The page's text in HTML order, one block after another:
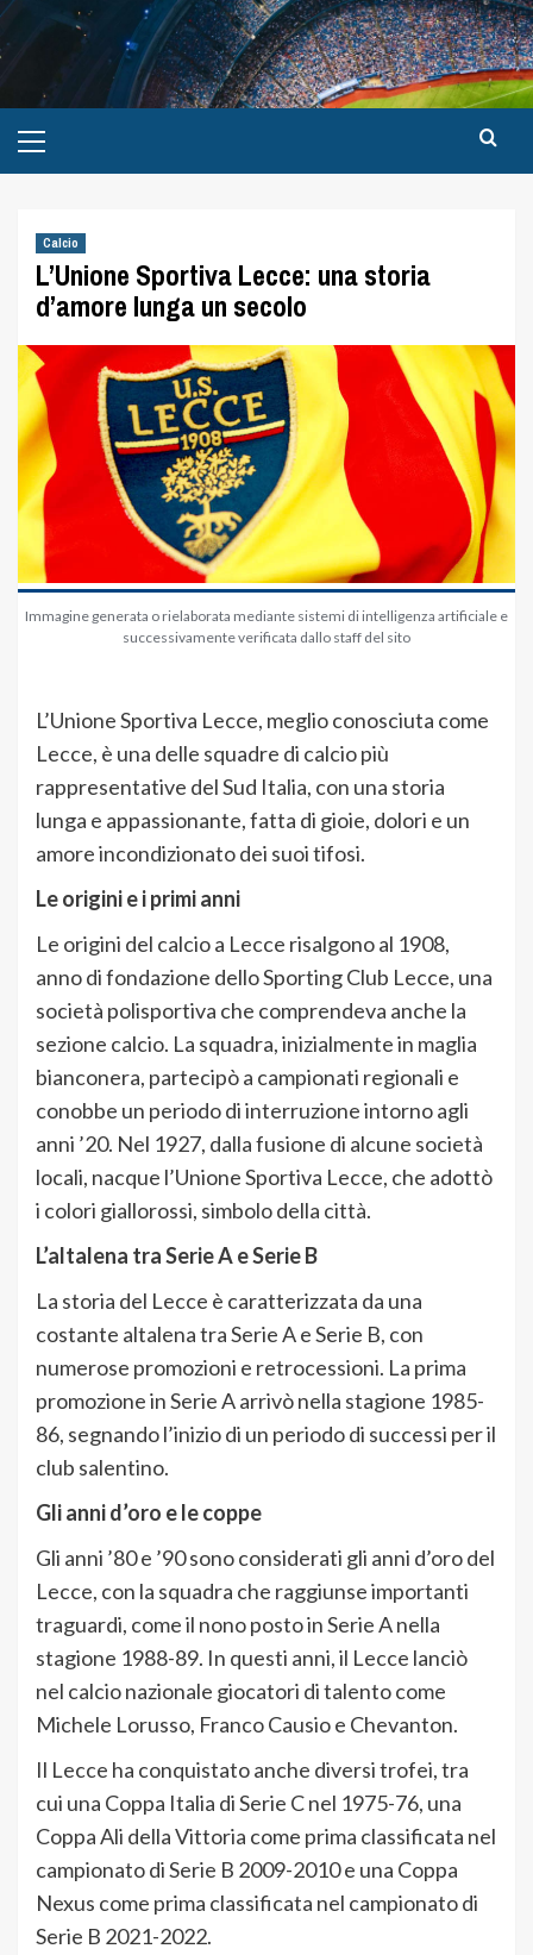
Calcio
L’Unione Sportiva Lecce: una storia
d’amore lunga un secolo
Immagine generata o rielaborata mediante sistemi di intelligenza artificiale e
successivamente verificata dallo staff del sito
L’Unione Sportiva Lecce, meglio conosciuta come
Lecce, è una delle squadre di calcio più
rappresentative del Sud Italia, con una storia
lunga e appassionante, fatta di gioie, dolori e un
amore incondizionato dei suoi tifosi.
Le origini e i primi anni
Le origini del calcio a Lecce risalgono al 1908,
anno di fondazione dello Sporting Club Lecce, una
società polisportiva che comprendeva anche la
sezione calcio. La squadra, inizialmente in maglia
bianconera, partecipò a campionati regionali e
conobbe un periodo di interruzione intorno agli
anni ’20. Nel 1927, dalla fusione di alcune società
locali, nacque l’Unione Sportiva Lecce, che adottò
i colori giallorossi, simbolo della città.
L’altalena tra Serie A e Serie B
La storia del Lecce è caratterizzata da una
costante altalena tra Serie A e Serie B, con
numerose promozioni e retrocessioni. La prima
promozione in Serie A arrivò nella stagione 1985-
86, segnando l’inizio di un periodo di successi per il
club salentino.
Gli anni d’oro e le coppe
Gli anni ’80 e ’90 sono considerati gli anni d’oro del
Lecce, con la squadra che raggiunse importanti
traguardi, come il nono posto in Serie A nella
stagione 1988-89. In questi anni, il Lecce lanciò
nel calcio nazionale giocatori di talento come
Michele Lorusso, Franco Causio e Chevanton.
Il Lecce ha conquistato anche diversi trofei, tra
cui una Coppa Italia di Serie C nel 1975-76, una
Coppa Ali della Vittoria come prima classificata nel
campionato di Serie B 2009-2010 e una Coppa
Nexus come prima classificata nel campionato di
Serie B 2021-2022.